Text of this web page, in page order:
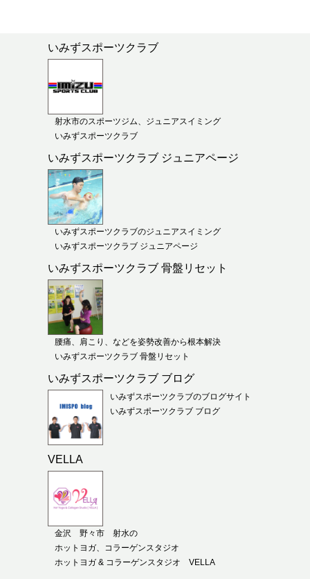
いみずスポーツクラブ
射水市のスポーツジム、ジュニアスイミング
いみずスポーツクラブ
いみずスポーツクラブ ジュニアページ
いみずスポーツクラブのジュニアスイミング
いみずスポーツクラブ ジュニアページ
いみずスポーツクラブ 骨盤リセット
腰痛、肩こり、などを姿勢改善から根本解決
いみずスポーツクラブ 骨盤リセット
いみずスポーツクラブ ブログ
いみずスポーツクラブのブログサイト
いみずスポーツクラブ ブログ
VELLA
金沢 野々市 射水の
ホットヨガ、コラーゲンスタジオ
ホットヨガ & コラーゲンスタジオ VELLA